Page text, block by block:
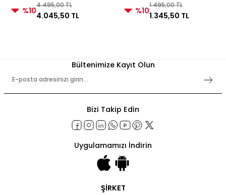
%10
4.495,00 TL
4.045,50 TL %10
1.495,00 TL
1.345,50 TL
Bültenimize Kayıt Olun
Bizi Takip Edin
Uygulamamızı İndirin
ŞİRKET